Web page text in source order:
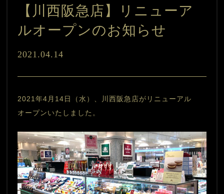
【川西阪急店】リニューア
ルオープンのお知らせ
2021.04.14
2021年4月14日（水）、川西阪急店がリニューアル
オープンいたしました。